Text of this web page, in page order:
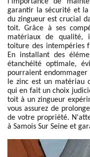
garantir la sécurité et
du zingueur est crucial
toit. Grâce à ses
matériaux de qualité,
toiture des intempéries
En installant des
étanchéité optimale,
pourraient
le zinc est un matériau
qui en fait un choix
toit à un zingueur
vous assurez de
de votre propriété.
à Samois Sur Seine et